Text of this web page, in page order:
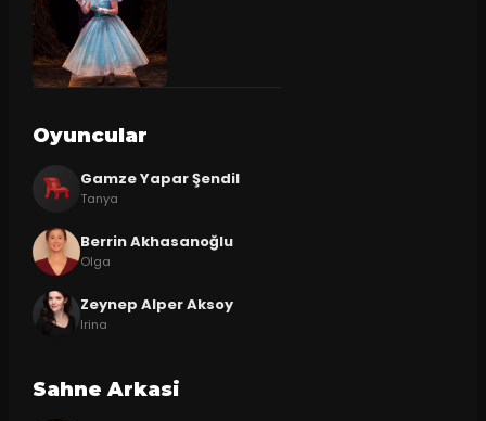
Oyuncular
Gamze Yapar Şendil
Tanya
Berrin Akhasanoğlu
Olga
Zeynep Alper Aksoy
Irina
Sahne Arkasi